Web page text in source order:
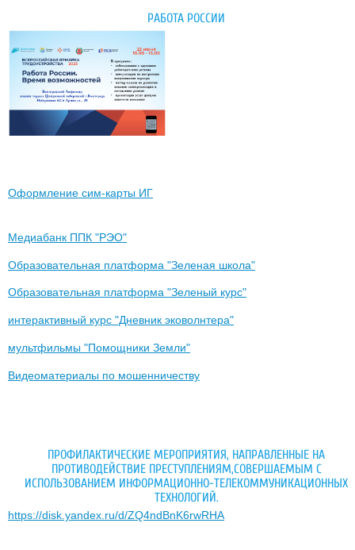
РАБОТА РОССИИ
Оформление сим-карты ИГ
Медиабанк ППК "РЭО"
Образовательная платформа "Зеленая школа"
Образовательная платформа "Зеленый курс"
интерактивный курс "Дневник эковолнтера"
мультфильмы "Помощники Земли"
Видеоматериалы по мошенничеству
ПРОФИЛАКТИЧЕСКИЕ МЕРОПРИЯТИЯ, НАПРАВЛЕННЫЕ НА
ПРОТИВОДЕЙСТВИЕ ПРЕСТУПЛЕНИЯМ,СОВЕРШАЕМЫМ С
ИСПОЛЬЗОВАНИЕМ ИНФОРМАЦИОННО-ТЕЛЕКОММУНИКАЦИОННЫХ
ТЕХНОЛОГИЙ.
https://disk.yandex.ru/d/ZQ4ndBnK6rwRHA